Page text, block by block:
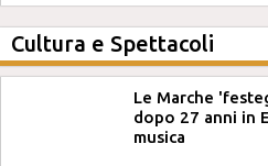
Cultura e Spettacoli
Le Marche
dopo 27 anni in
musica